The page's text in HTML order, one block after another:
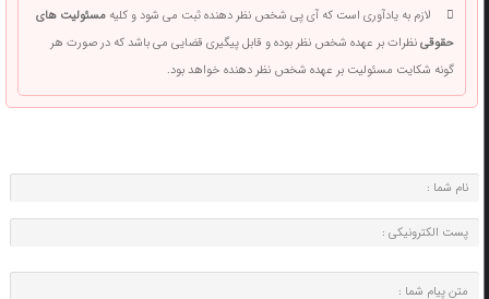
لازم به یادآوری است که آی پی شخص نظر دهنده ثبت می شود و کلیهمسئولیت های
حقوقینظرات بر عهده شخص نظر بوده و قابل پیگیری قضایی می باشد که در صورت هر
گونه شکایت مسئولیت بر عهده شخص نظر دهنده خواهد بود.